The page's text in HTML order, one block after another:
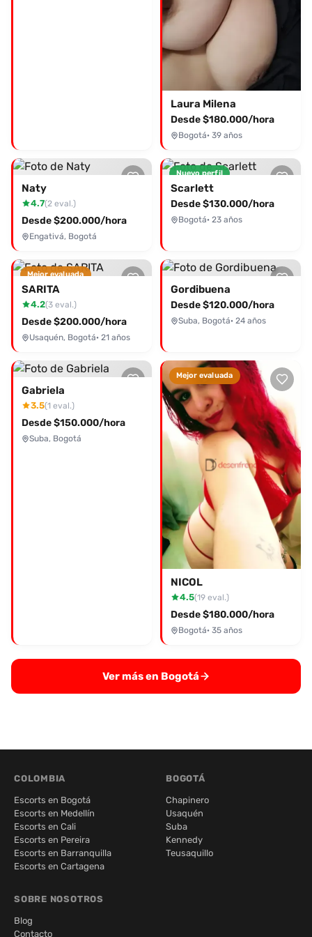
Laura Milena
Desde $180.000/hora
Bogotá· 39 años
Naty
4.7(2 eval.)
Desde $200.000/hora
Engativá, Bogotá
Nuevo perfil
Scarlett
Desde $130.000/hora
Bogotá· 23 años
Mejor evaluada
SARITA
4.2(3 eval.)
Desde $200.000/hora
Usaquén, Bogotá· 21 años
Gordibuena
Desde $120.000/hora
Suba, Bogotá· 24 años
Gabriela
3.5(1 eval.)
Desde $150.000/hora
Suba, Bogotá
Mejor evaluada
NICOL
4.5(19 eval.)
Desde $180.000/hora
Bogotá· 35 años
Ver más en Bogotá
COLOMBIA
Escorts en Bogotá
Escorts en Medellín
Escorts en Cali
Escorts en Pereira
Escorts en Barranquilla
Escorts en Cartagena
BOGOTÁ
Chapinero
Usaquén
Suba
Kennedy
Teusaquillo
SOBRE NOSOTROS
Blog
Contacto